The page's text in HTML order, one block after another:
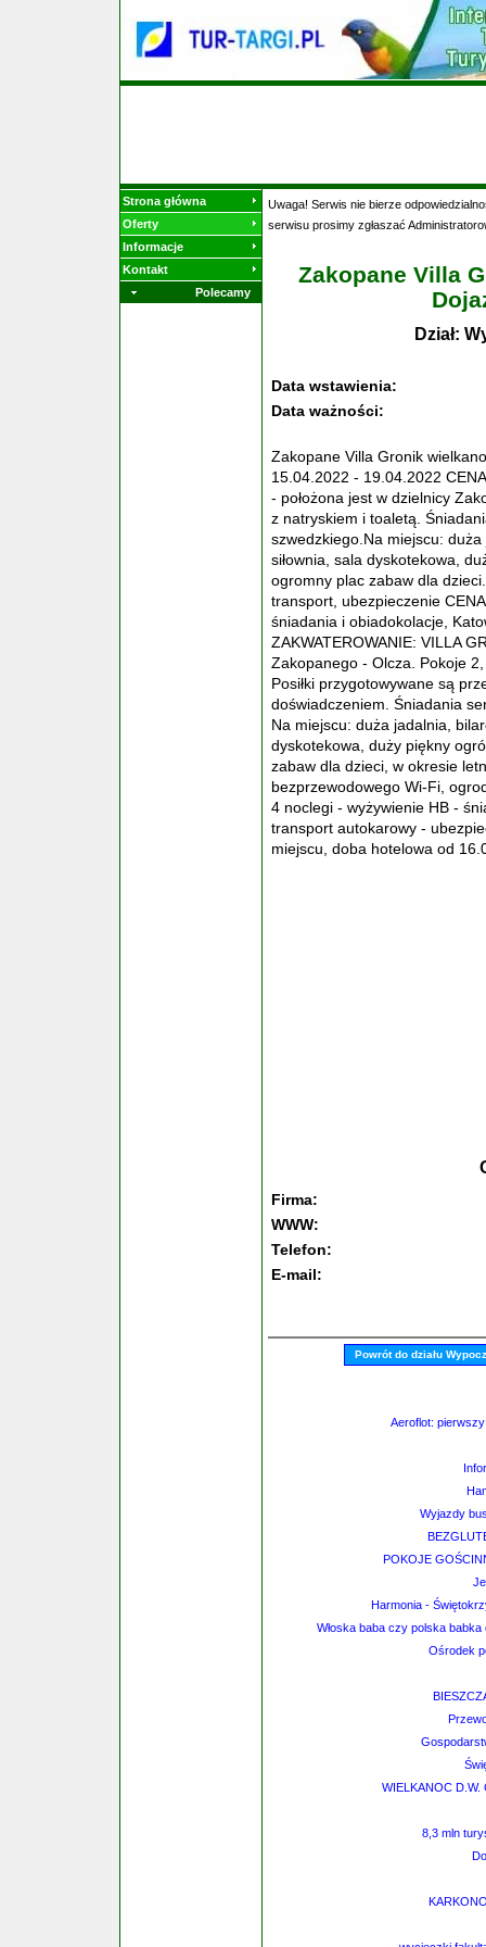
Strona główna
Oferty
Informacje
Kontakt
Polecamy
Uwaga! Serwis nie bierze
serwisu prosimy zgłaszać
Zakopane Villa
Dział:
Data wstawienia:
Data ważności:
Zakopane Villa Gronik
15.04.2022 - 19.04.2022
- położona jest w dzielnicy
z natryskiem i toaletą.
szwedzkiego.Na miejscu: duża
siłownia, sala dyskotekowa,
ogromny plac zabaw dla
transport, ubezpieczenie
śniadania i obiadokolacje,
ZAKWATEROWANIE: VILLA
Zakopanego - Olcza. Pokoje
Posiłki przygotowywane są
doświadczeniem. Śniadania
Na miejscu: duża jadalnia,
dyskotekowa, duży piękny
zabaw dla dzieci, w okresie
bezprzewodowego Wi-Fi,
4 noclegi - wyżywienie HB -
transport autokarowy -
miejscu, doba hotelowa od
Firma:
WWW:
Telefon:
E-mail:
Powrót do działu
Aeroflot:
Wyjazdy
POKOJE
Harmonia -
Włoska baba czy polska
Ośrodek
WIELKANOC D.W.
8,3 mln